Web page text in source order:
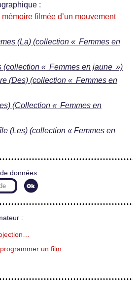
:
filmée d’un mouvement
(La) (collection « Femmes en
(collection « Femmes en jaune »)
(Des) (collection « Femmes en
(Collection « Femmes en
(Les) (collection « Femmes en
données
:
un film